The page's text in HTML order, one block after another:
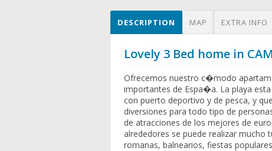
DESCRIPTION MAP EXTRA INFO
Lovely 3 Bed home in
Ofrecemos nuestro c�modo
importantes de Espa�a. La playa
con puerto deportivo y de pesca, y
diversiones para todo tipo de
de atracciones de los mejores de
alrededores se puede realizar mucho
romanas, balnearios, fiestas